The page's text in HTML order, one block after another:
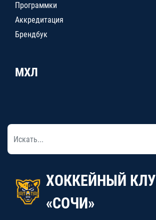
Программки
Аккредитация
Брендбук
МХЛ
ХОККЕЙНЫЙ
«СОЧИ»